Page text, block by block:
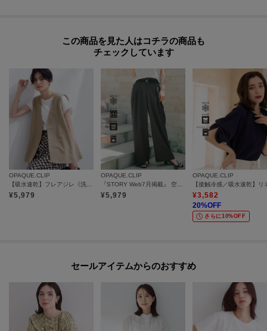
この商品を見た人はコチラの商品も
チェックしています
OPAQUE.CLIP
¥5,979
OPAQUE.CLIP
¥5,979
OPAQUE.CLIP
¥3,582
20%OFF
さらに10%OFF
セールアイテムからのおすすめ